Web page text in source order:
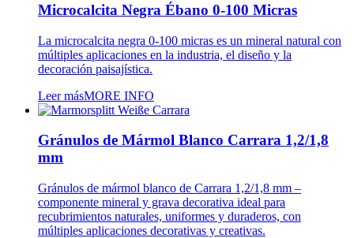
Microcalcita Negra Ébano 0-100 Micras
La microcalcita negra 0-100 micras es un mineral natural con
múltiples aplicaciones en la industria, el diseño y la
decoración paisajística.
Leer másMORE INFO
Gránulos de Mármol Blanco Carrara 1,2/1,8
mm
Gránulos de mármol blanco de Carrara 1,2/1,8 mm –
componente mineral y grava decorativa ideal para
recubrimientos naturales, uniformes y duraderos, con
múltiples aplicaciones decorativas y creativas.